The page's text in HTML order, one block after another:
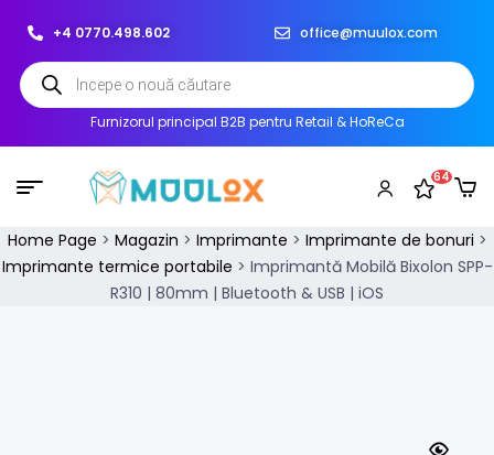
+4 0770.498.602 office@muulox.com
Furnizorul principal B2B pentru Retail & HoReCa
64
Home Page > Magazin > Imprimante > Imprimante de bonuri >
Imprimante termice portabile > Imprimantă Mobilă Bixolon SPP-
R310 | 80mm | Bluetooth & USB | iOS